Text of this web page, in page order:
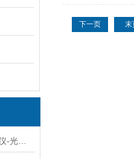
下一页 末